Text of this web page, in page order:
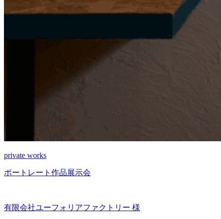
private works
ポートレート作品展示会
有限会社ユーフォリアファクトリー 様